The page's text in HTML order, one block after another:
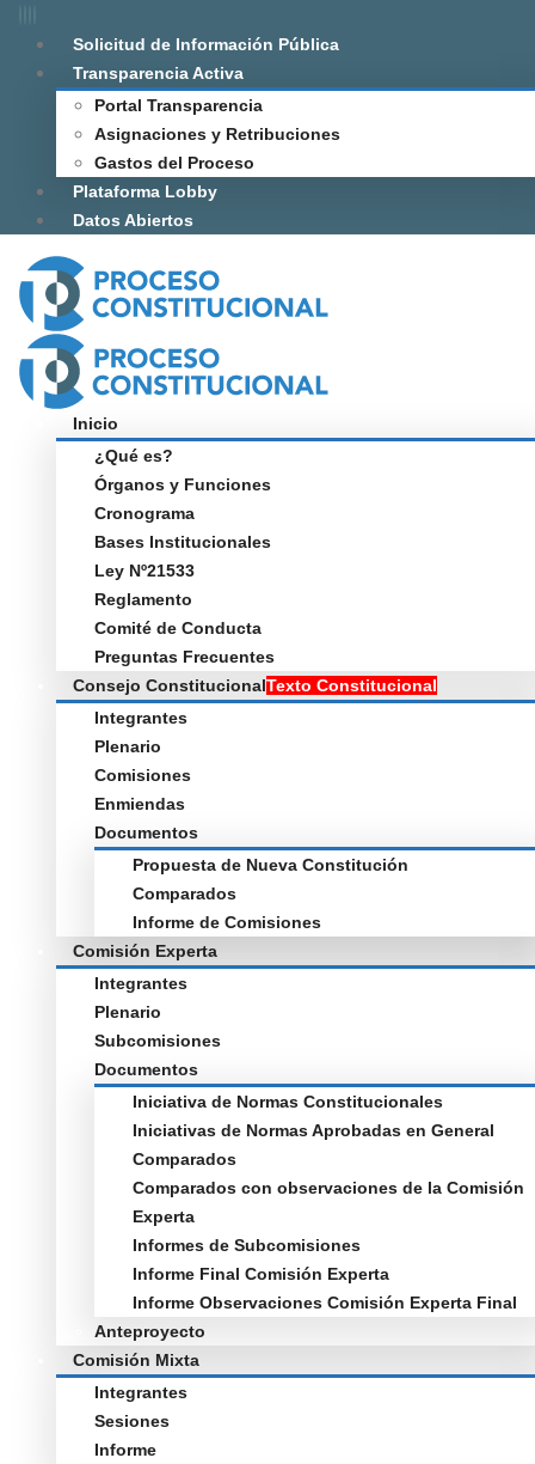
Solicitud de Información Pública
Transparencia Activa
Portal Transparencia
Asignaciones y Retribuciones
Gastos del Proceso
Plataforma Lobby
Datos Abiertos
Inicio
¿Qué es?
Órganos y Funciones
Cronograma
Bases Institucionales
Ley Nº21533
Reglamento
Comité de Conducta
Preguntas Frecuentes
Consejo ConstitucionalTexto Constitucional
Integrantes
Plenario
Comisiones
Enmiendas
Documentos
Propuesta de Nueva Constitución
Comparados
Informe de Comisiones
Comisión Experta
Integrantes
Plenario
Subcomisiones
Documentos
Iniciativa de Normas Constitucionales
Iniciativas de Normas Aprobadas en General
Comparados
Comparados con observaciones de la Comisión
Experta
Informes de Subcomisiones
Informe Final Comisión Experta
Informe Observaciones Comisión Experta Final
Anteproyecto
Comisión Mixta
Integrantes
Sesiones
Informe